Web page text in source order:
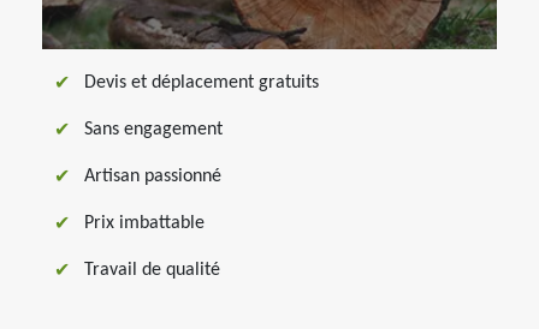
Devis et déplacement gratuits
Sans engagement
Artisan passionné
Prix imbattable
Travail de qualité